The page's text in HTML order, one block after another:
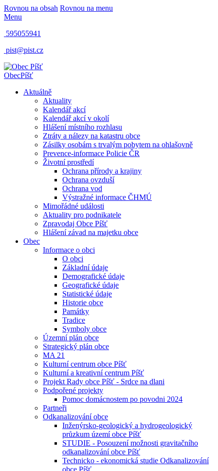
Rovnou na obsah Rovnou na menu
Menu
595055941
pist@pist.cz
ObecPíšť
Aktuálně
Aktuality
Kalendář akcí
Kalendář akcí v okolí
Hlášení místního rozhlasu
Ztráty a nálezy na katastru obce
Zásilky osobám s trvalým pobytem na ohlašovně
Prevence-informace Policie ČR
Životní prostředí
Ochrana přírody a krajiny
Ochrana ovzduší
Ochrana vod
Výstražné informace ČHMÚ
Mimořádné události
Aktuality pro podnikatele
Zpravodaj Obce Píšť
Hlášení závad na majetku obce
Obec
Informace o obci
O obci
Základní údaje
Demografické údaje
Geografické údaje
Statistické údaje
Historie obce
Památky
Tradice
Symboly obce
Územní plán obce
Strategický plán obce
MA 21
Kulturní centrum obce Píšť
Kulturní a kreativní centrum Píšť
Projekt Rady obce Píšť - Srdce na dlani
Podpořené projekty
Pomoc domácnostem po povodni 2024
Partneři
Odkanalizování obce
Inženýrsko-geologický a hydrogeologický
průzkum území obce Píšť
STUDIE - Posouzení možnosti gravitačního
odkanalizování obce Píšť
Technicko - ekonomická studie Odkanalizování
obce Píšť